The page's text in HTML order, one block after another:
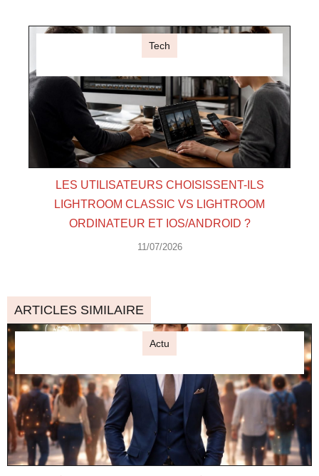
Tech
LES UTILISATEURS CHOISISSENT-ILS
LIGHTROOM CLASSIC VS LIGHTROOM
ORDINATEUR ET IOS/ANDROID ?
11/07/2026
ARTICLES SIMILAIRE
Actu